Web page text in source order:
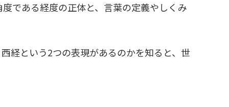
である経度の正体と、言葉の定義やしくみ
経という2つの表現があるのかを知ると、世